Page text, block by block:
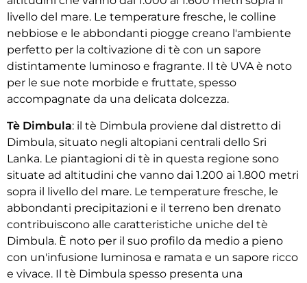
livello del mare. Le temperature fresche, le colline
nebbiose e le abbondanti piogge creano l'ambiente
perfetto per la coltivazione di tè con un sapore
distintamente luminoso e fragrante. Il tè UVA è noto
per le sue note morbide e fruttate, spesso
accompagnate da una delicata dolcezza.
Tè Dimbula: il tè Dimbula proviene dal distretto di
Dimbula, situato negli altopiani centrali dello Sri
Lanka. Le piantagioni di tè in questa regione sono
situate ad altitudini che vanno dai 1.200 ai 1.800 metri
sopra il livello del mare. Le temperature fresche, le
abbondanti precipitazioni e il terreno ben drenato
contribuiscono alle caratteristiche uniche del tè
Dimbula. È noto per il suo profilo da medio a pieno
con un'infusione luminosa e ramata e un sapore ricco
e vivace. Il tè Dimbula spesso presenta una